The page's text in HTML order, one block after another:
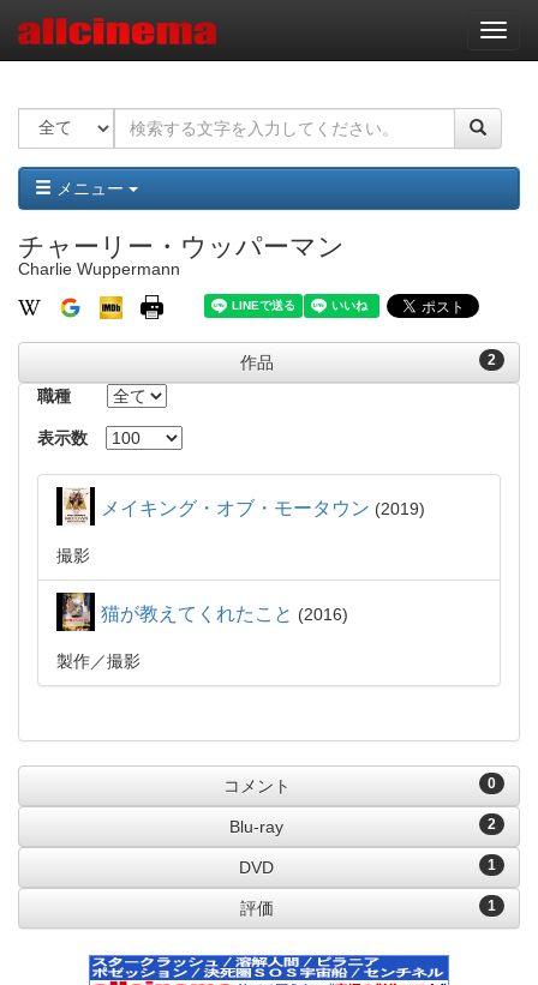
ナ
ビ
ー
ョ
ン
メニュー
チャーリー・ウッパーマン
Charlie Wuppermann
2
作品
職種
表示数
メイキング・オブ・モータウン 2019
撮影
猫が教えてくれたこと 2016
製作 撮影
0
コメント
2
Blu-ray
1
DVD
1
評価